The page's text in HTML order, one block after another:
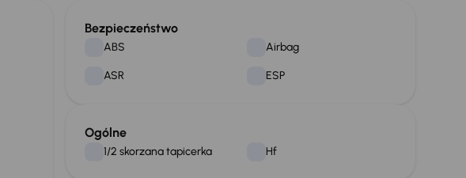
Bezpieczeństwo
ABS Airbag
ASR ESP
Ogólne
1/2 skorzana tapicerka Hf